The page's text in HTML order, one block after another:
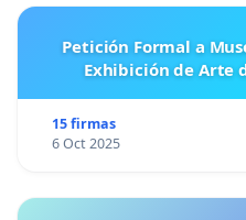
Petición Formal a
Exhibición de Arte
15 firmas
6 Oct 2025